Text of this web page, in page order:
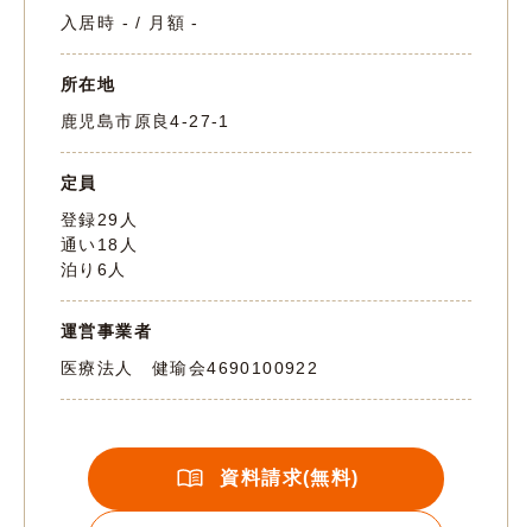
入居時 - / 月額 -
所在地
鹿児島市原良4-27-1
定員
登録29人
通い18人
泊り6人
運営事業者
医療法人 健瑜会4690100922
資料請求(無料)